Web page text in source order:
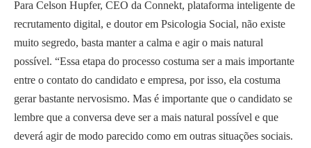
Para Celson Hupfer, CEO da Connekt, plataforma inteligente de
recrutamento digital, e doutor em Psicologia Social, não existe
muito segredo, basta manter a calma e agir o mais natural
possível. “Essa etapa do processo costuma ser a mais importante
entre o contato do candidato e empresa, por isso, ela costuma
gerar bastante nervosismo. Mas é importante que o candidato se
lembre que a conversa deve ser a mais natural possível e que
deverá agir de modo parecido como em outras situações sociais.